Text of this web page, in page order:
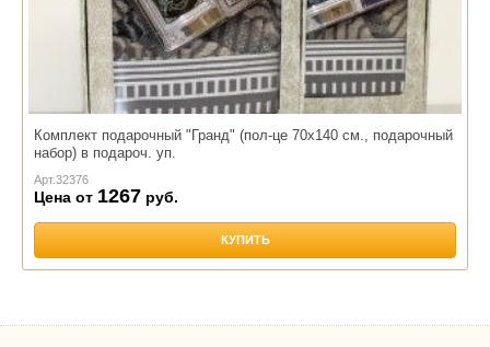
Комплект подарочный "Гранд" (пол-це 70х140 см., подарочный
набор) в подароч. уп.
Арт.32376
Цена от 1267 руб.
КУПИТЬ